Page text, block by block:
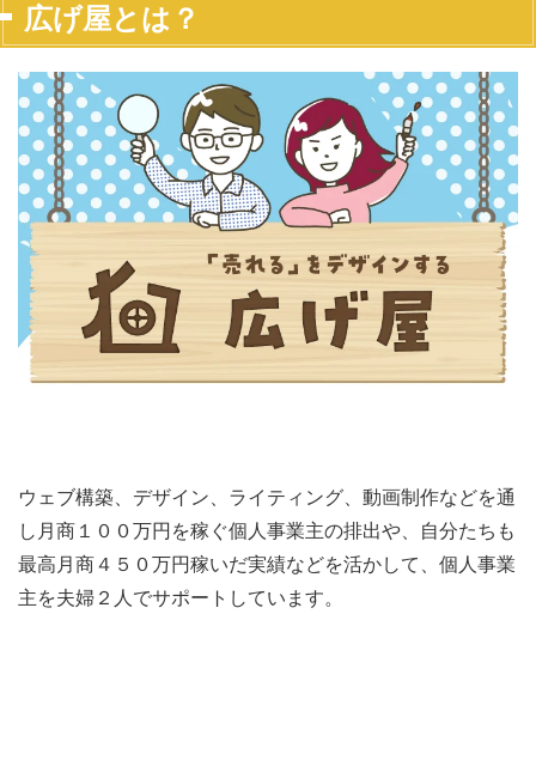
広げ屋とは？
ウェブ構築、デザイン、ライティング、動画制作などを通
し月商１００万円を稼ぐ個人事業主の排出や、自分たちも
最高月商４５０万円稼いだ実績などを活かして、個人事業
主を夫婦２人でサポートしています。